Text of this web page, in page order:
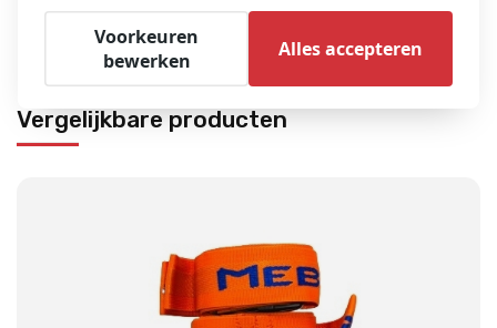
in zak met pomp
Vergelijkbare producten
Voorkeuren
bewerken
Alles accepteren